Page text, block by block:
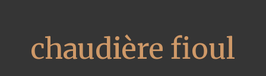
chaudière fioul